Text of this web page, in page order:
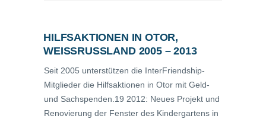
HILFSAKTIONEN IN OTOR,
WEISSRUSSLAND 2005 – 2013
Seit 2005 unterstützen die InterFriendship-
Mitglieder die Hilfsaktionen in Otor mit Geld-
und Sachspenden.19 2012: Neues Projekt und
Renovierung der Fenster des Kindergartens in